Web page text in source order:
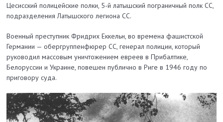
Цесисский полицейские полки, 5-й латышский пограничный полк СС,
подразделения Латышского легиона СС.
Военный преступник Фридрих Еккельн, во времена фашистской
Германии — обергруппенфюрер СС, генерал полиции, который
руководил массовым уничтожением евреев в Прибалтике,
Белоруссии и Украине, повешен публично в Риге в 1946 году по
приговору суда.